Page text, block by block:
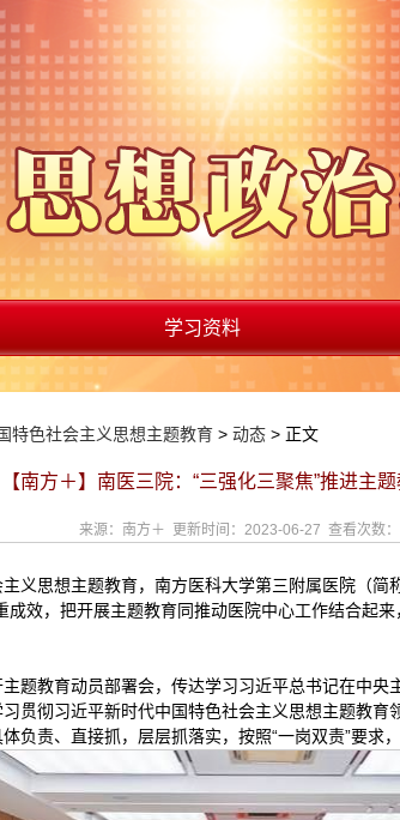
学习资料
特色社会主义思想主题教育 > 动态 > 正文
【南方＋】南医三院：“三强化三聚焦”推进主
来源：南方＋ 更新时间：2023-06-27 查看次数
义思想主题教育，南方医科大学第三附属医院（简
效，把开展主题教育同推动医院中心工作结合起
题教育动员部署会，传达学习习近平总书记在中
贯彻习近平新时代中国特色社会主义思想主题教
负责、直接抓，层层抓落实，按照“一岗双责”要求